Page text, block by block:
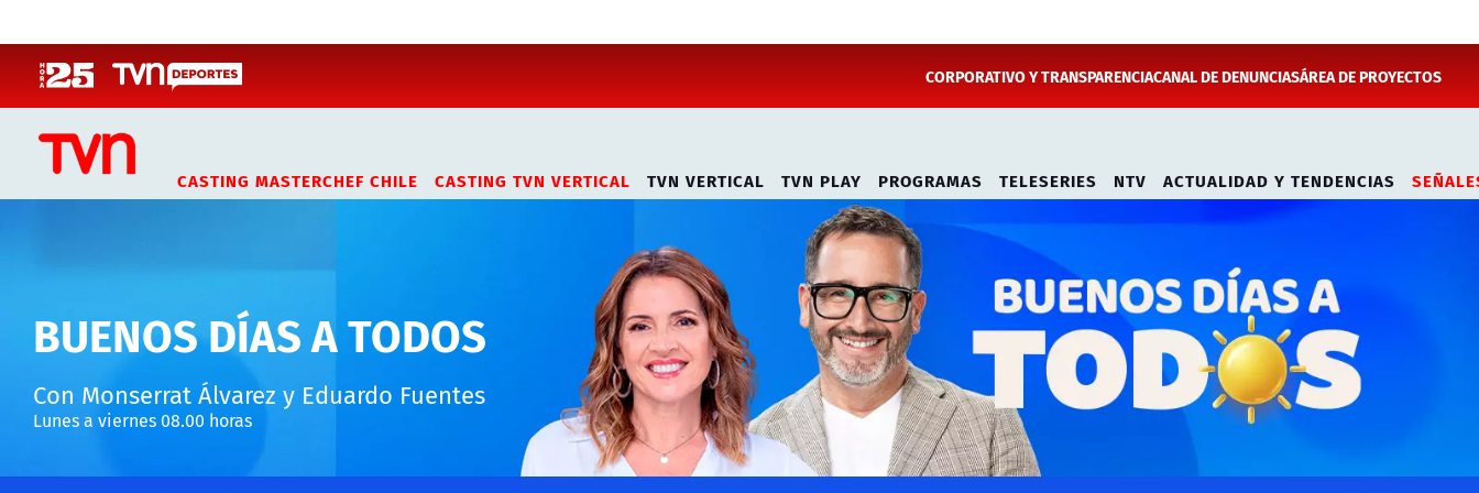
CORPORATIVO Y TRANSPARENCIACANAL DE DENUNCIASÁREA DE PROYECTOS
CASTING MASTERCHEF CHILE CASTING TVN VERTICAL TVN VERTICAL TVN PLAY PROGRAMAS TELESERIES NTV ACTUALIDAD Y TENDENCIAS
BUENOS DÍAS A TODOS
Con Monserrat Álvarez y Eduardo Fuentes
Lunes a viernes 08.00 horas